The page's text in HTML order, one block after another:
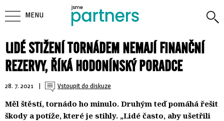
LIDÉ STIŽENÍ TORNÁDEM NEMAJÍ FINANČNÍ
REZERVY, ŘÍKÁ HODONÍNSKÝ PORADCE
28. 7. 2021 | Vstoupit do diskuze
Měl štěstí, tornádo ho minulo. Druhým teď pomáhá řešit
škody a potíže, které je stihly. „Lidé často, aby ušetřili
MENU